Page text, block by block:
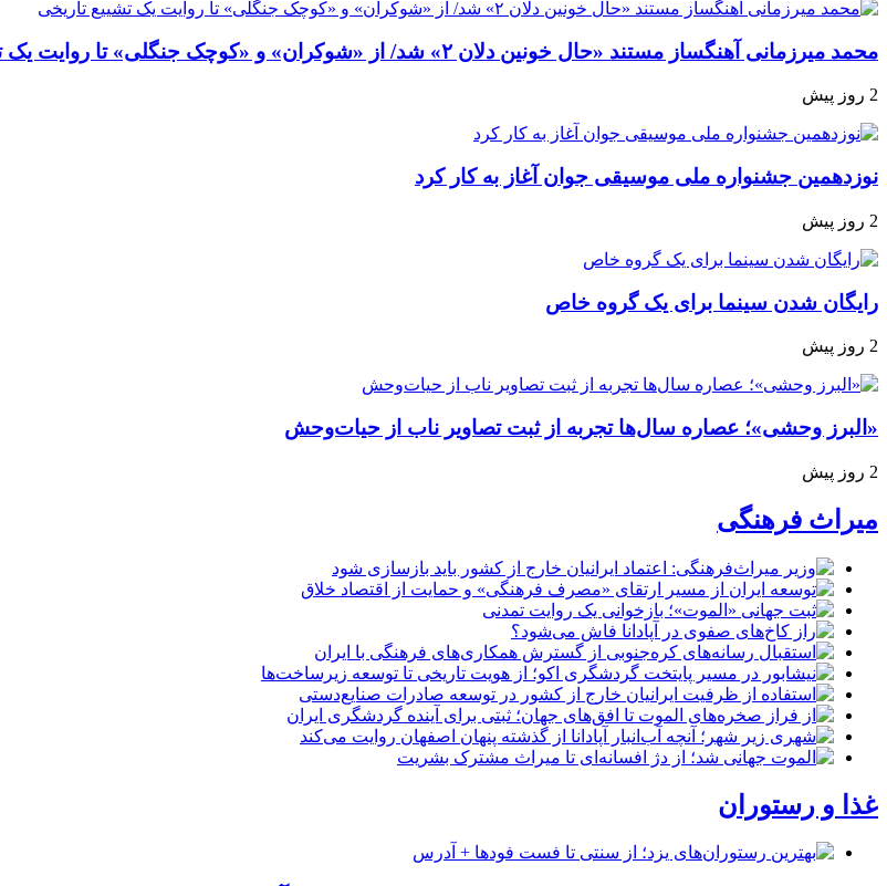
محمد میرزمانی آهنگساز مستند «حال خونین دلان ۲» شد/ از «شوکران» و «کوچک جنگلی» تا روایت یک تشییع تاریخی
2 روز پیش
نوزدهمین جشنواره ملی موسیقی جوان آغاز به کار کرد
2 روز پیش
رایگان شدن سینما برای یک گروه خاص
2 روز پیش
«البرز وحشی»؛ عصاره سال‌ها تجربه از ثبت تصاویر ناب از حیات‌وحش
2 روز پیش
میراث فرهنگی
غذا و رستوران